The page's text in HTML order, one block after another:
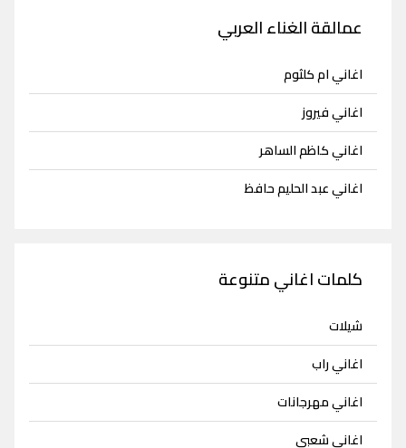
عمالقة الغناء العربي
اغاني ام كلثوم
اغاني فيروز
اغاني كاظم الساهر
اغاني عبد الحليم حافظ
كلمات اغاني متنوعة
شيلات
اغاني راب
اغاني مهرجانات
اغاني شعبي